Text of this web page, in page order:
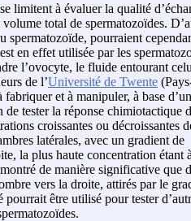
limitent à évaluer la qualité
total de spermatozoïdes.
spermatozoïde, pourraient
en effet utilisée par les
l’ovocyte, le fluide entourant
de l’Université de Twente
et à manipuler, à base d’un
tester la réponse chimiotactique
croissantes ou décroissantes
latérales, avec un gradient de
la plus haute concentration étant
de manière significative que
vers la droite, attirés par le
être utilisé pour tester